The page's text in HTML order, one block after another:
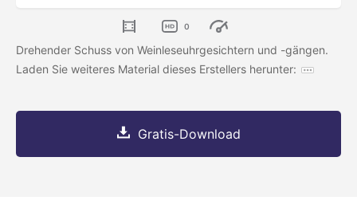
0
Drehender Schuss von Weinleseuhrgesichtern und -gängen.
Laden Sie weiteres Material dieses Erstellers herunter:
Gratis-Download